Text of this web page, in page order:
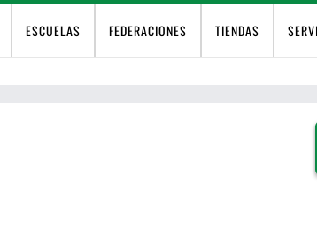
ESCUELAS FEDERACIONES TIENDAS